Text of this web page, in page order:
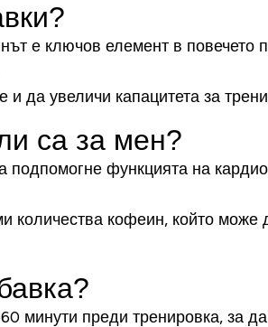
е ключов елемент в повечето
да увеличи капацитета за
са за мен?
функцията на
кофеин, който може
преди тренировка, за